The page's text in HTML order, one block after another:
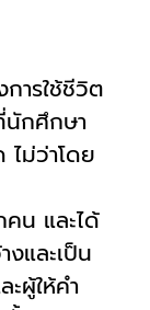
ารใช้ชีวิต
นักศึกษา
ม่ว่าโดย
น และได้
และเป็น
ผู้ให้คำ